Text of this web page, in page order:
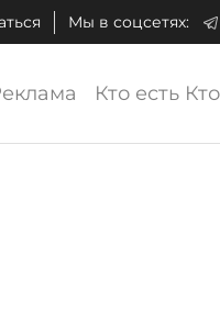
Мы в соцсетях:
Кто есть Кто